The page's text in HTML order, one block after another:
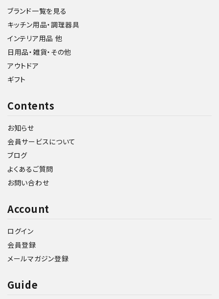
ブランド一覧を見る
キッチン用品・調理器具
インテリア用品 他
日用品・雑貨・その他
アウトドア
ギフト
Contents
お知らせ
会員サービスについて
ブログ
よくあるご質問
お問い合わせ
Account
ログイン
会員登録
メールマガジン登録
Guide